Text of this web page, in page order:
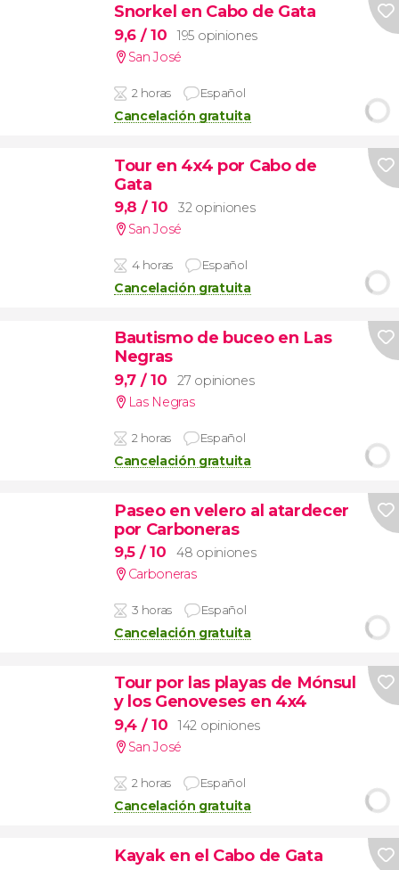
Snorkel en Cabo de Gata
9,6 / 10
195 opiniones
San José
2 horas Español
Cancelación gratuita
Tour en 4x4 por Cabo de
Gata
9,8 / 10
32 opiniones
San José
4 horas Español
Cancelación gratuita
Bautismo de buceo en Las
Negras
9,7 / 10
27 opiniones
Las Negras
2 horas Español
Cancelación gratuita
Paseo en velero al atardecer
por Carboneras
9,5 / 10
48 opiniones
Carboneras
3 horas Español
Cancelación gratuita
Tour por las playas de Mónsul
y los Genoveses en 4x4
9,4 / 10
142 opiniones
San José
2 horas Español
Cancelación gratuita
Kayak en el Cabo de Gata